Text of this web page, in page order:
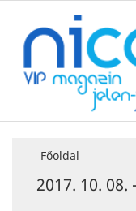
Főoldal
2017. 10. 08. -